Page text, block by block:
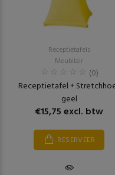
Receptietafels
Meubilair
(0)
Receptietafel +
geel
€15,75 excl. btw
RESERVEER